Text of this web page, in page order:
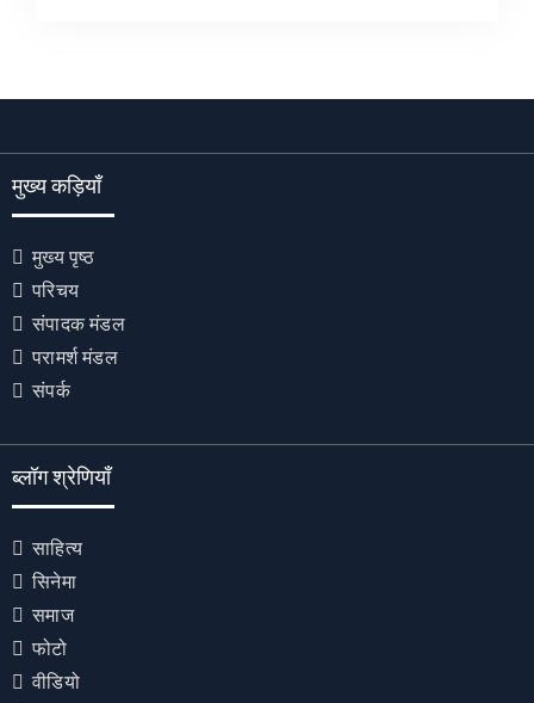
मुख्य कड़ियाँ
मुख्य पृष्ठ
परिचय
संपादक मंडल
परामर्श मंडल
संपर्क
ब्लॉग श्रेणियाँ
साहित्य
सिनेमा
समाज
फोटो
वीडियो